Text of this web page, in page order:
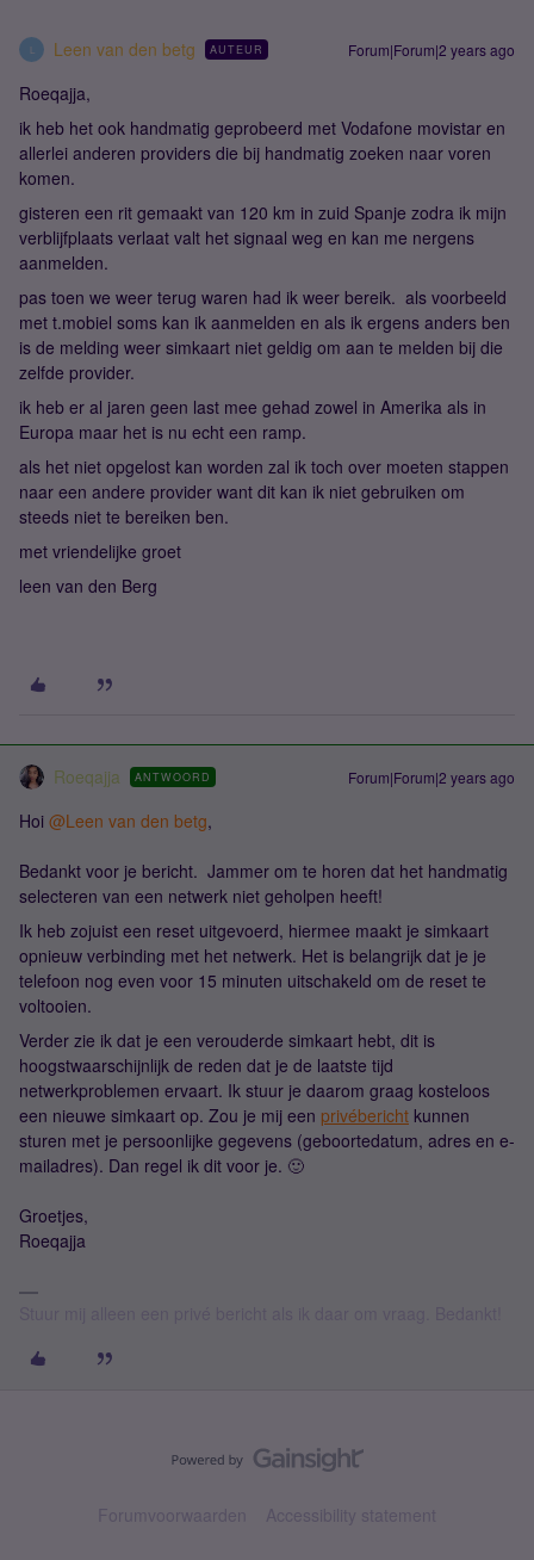
Leen van den betg AUTEUR Forum|Forum|2 years ago
Roeqajja,
ik heb het ook handmatig geprobeerd met Vodafone movistar en
allerlei anderen providers die bij handmatig zoeken naar voren
komen.
gisteren een rit gemaakt van 120 km in zuid Spanje zodra ik mijn
verblijfplaats verlaat valt het signaal weg en kan me nergens
aanmelden.
pas toen we weer terug waren had ik weer bereik. als voorbeeld
met t.mobiel soms kan ik aanmelden en als ik ergens anders ben
is de melding weer simkaart niet geldig om aan te melden bij die
zelfde provider.
ik heb er al jaren geen last mee gehad zowel in Amerika als in
Europa maar het is nu echt een ramp.
als het niet opgelost kan worden zal ik toch over moeten stappen
naar een andere provider want dit kan ik niet gebruiken om
steeds niet te bereiken ben.
met vriendelijke groet
leen van den Berg
Roeqajja ANTWOORD Forum|Forum|2 years ago
Hoi @Leen van den betg,
Bedankt voor je bericht. Jammer om te horen dat het handmatig
selecteren van een netwerk niet geholpen heeft!
Ik heb zojuist een reset uitgevoerd, hiermee maakt je simkaart
opnieuw verbinding met het netwerk. Het is belangrijk dat je je
telefoon nog even voor 15 minuten uitschakeld om de reset te
voltooien.
Verder zie ik dat je een verouderde simkaart hebt, dit is
hoogstwaarschijnlijk de reden dat je de laatste tijd
netwerkproblemen ervaart. Ik stuur je daarom graag kosteloos
een nieuwe simkaart op. Zou je mij een privébericht kunnen
sturen met je persoonlijke gegevens (geboortedatum, adres en e-
mailadres). Dan regel ik dit voor je. 🙂
Groetjes,
Roeqajja
Forumvoorwaarden Accessibility statement